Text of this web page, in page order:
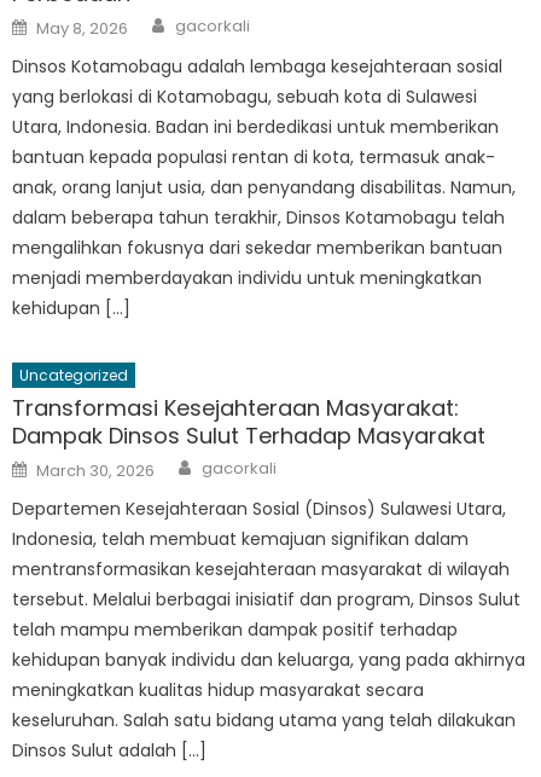
Posted
on
May 8, 2026 Author
gacorkali
Dinsos Kotamobagu adalah lembaga kesejahteraan sosial
yang berlokasi di Kotamobagu, sebuah kota di Sulawesi
Utara, Indonesia. Badan ini berdedikasi untuk memberikan
bantuan kepada populasi rentan di kota, termasuk anak-
anak, orang lanjut usia, dan penyandang disabilitas. Namun,
dalam beberapa tahun terakhir, Dinsos Kotamobagu telah
mengalihkan fokusnya dari sekedar memberikan bantuan
menjadi memberdayakan individu untuk meningkatkan
kehidupan […]
Uncategorized
Transformasi Kesejahteraan Masyarakat:
Dampak Dinsos Sulut Terhadap Masyarakat
Posted
on
March 30, 2026 Author
gacorkali
Departemen Kesejahteraan Sosial (Dinsos) Sulawesi Utara,
Indonesia, telah membuat kemajuan signifikan dalam
mentransformasikan kesejahteraan masyarakat di wilayah
tersebut. Melalui berbagai inisiatif dan program, Dinsos Sulut
telah mampu memberikan dampak positif terhadap
kehidupan banyak individu dan keluarga, yang pada akhirnya
meningkatkan kualitas hidup masyarakat secara
keseluruhan. Salah satu bidang utama yang telah dilakukan
Dinsos Sulut adalah […]